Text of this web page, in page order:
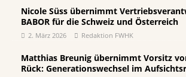
Nicole Süss übernimmt
BABOR für die Schweiz und Österreich
2. März 2026 Redaktion FWHK
Matthias Breunig übernimmt Vorsitz
Rück: Generationswechsel im